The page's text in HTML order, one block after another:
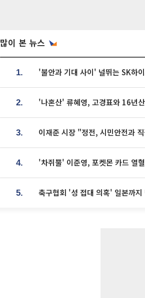
많이 본 뉴스
1. '불안과 기대 사이' 널뛰는 SK하
2. '나혼산' 류혜영, 고경표와 16년
3. 이재준 시장 "정전, 시민안전과
4. '차쥐뿔' 이준영, 포켓몬 카드 열
5. 축구협회 '성 접대 의혹' 일본까